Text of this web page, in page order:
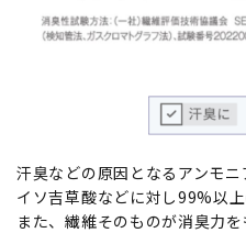
汗臭などの原因となるアンモ
イソ吉草酸などに対し99%以上
また、繊維そのものが消臭力